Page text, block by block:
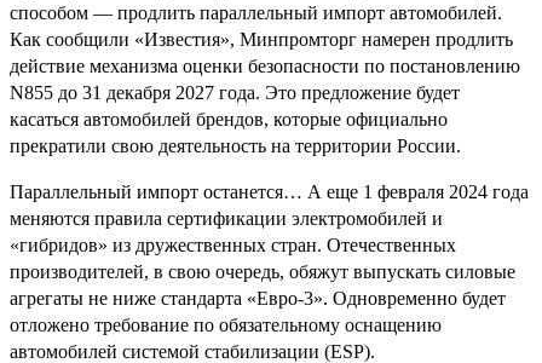
способом — продлить параллельный импорт автомобилей.
Как сообщили «Известия», Минпромторг намерен продлить
действие механизма оценки безопасности по постановлению
N855 до 31 декабря 2027 года. Это предложение будет
касаться автомобилей брендов, которые официально
прекратили свою деятельность на территории России.
Параллельный импорт останется… А еще 1 февраля 2024 года
меняются правила сертификации электромобилей и
«гибридов» из дружественных стран. Отечественных
производителей, в свою очередь, обяжут выпускать силовые
агрегаты не ниже стандарта «Евро-3». Одновременно будет
отложено требование по обязательному оснащению
автомобилей системой стабилизации (ESP).